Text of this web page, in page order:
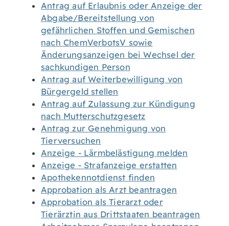
Antrag auf Erlaubnis oder Anzeige der
Abgabe/Bereitstellung von
gefährlichen Stoffen und Gemischen
nach ChemVerbotsV sowie
Änderungsanzeigen bei Wechsel der
sachkundigen Person
Antrag auf Weiterbewilligung von
Bürgergeld stellen
Antrag auf Zulassung zur Kündigung
nach Mutterschutzgesetz
Antrag zur Genehmigung von
Tierversuchen
Anzeige - Lärmbelästigung melden
Anzeige - Strafanzeige erstatten
Apothekennotdienst finden
Approbation als Arzt beantragen
Approbation als Tierarzt oder
Tierärztin aus Drittstaaten beantragen